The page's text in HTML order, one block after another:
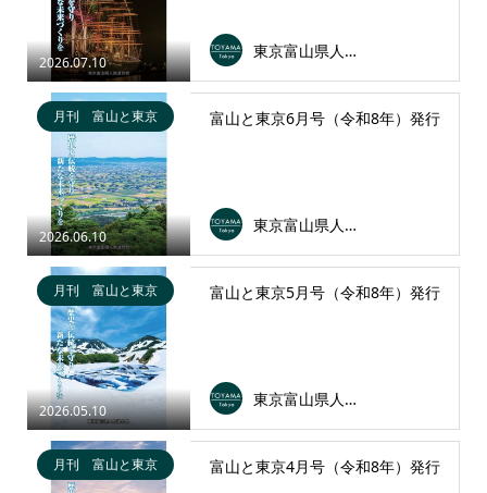
2026.07.10
東京富山県人会連合会
2026.06.10
月刊 富山と東京 富山と東京6月号（令和8年）発行
東京富山県人会連合会
2026.05.10
月刊 富山と東京 富山と東京5月号（令和8年）発行
東京富山県人会連合会
月刊 富山と東京 富山と東京4月号（令和8年）発行